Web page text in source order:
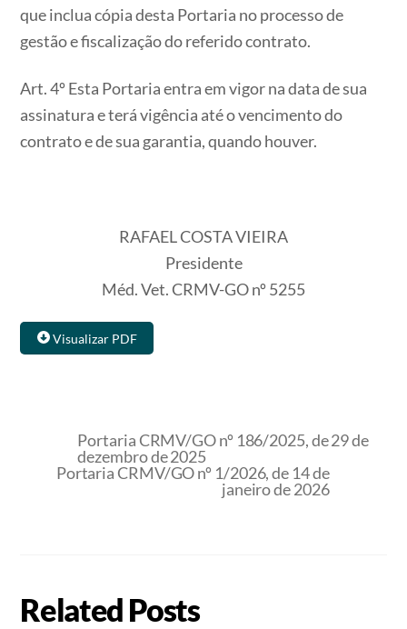
que inclua cópia desta Portaria no processo de
gestão e fiscalização do referido contrato.
Art. 4º Esta Portaria entra em vigor na data de sua
assinatura e terá vigência até o vencimento do
contrato e de sua garantia, quando houver.
RAFAEL COSTA VIEIRA
Presidente
Méd. Vet. CRMV-GO nº 5255
Visualizar PDF
Portaria CRMV/GO nº 186/2025, de 29 de
dezembro de 2025
Portaria CRMV/GO nº 1/2026, de 14 de
janeiro de 2026
Related Posts